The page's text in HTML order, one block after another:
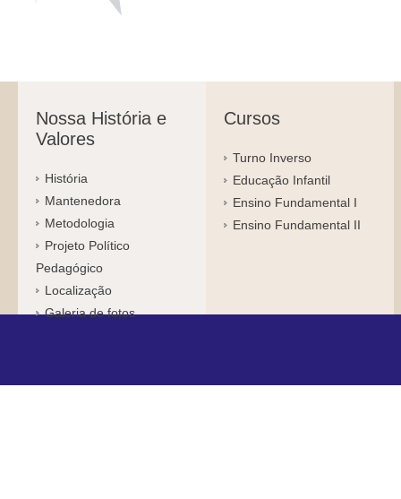
Nossa História e
Valores
História
Mantenedora
Metodologia
Projeto Político
Pedagógico
Localização
Galeria de fotos
Cursos
Turno Inverso
Educação Infantil
Ensino Fundamental I
Ensino Fundamental II